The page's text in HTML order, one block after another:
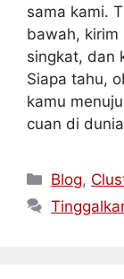
sama kami.
bawah, kirim
singkat, dan
Siapa tahu,
kamu
cuan di
Blog,